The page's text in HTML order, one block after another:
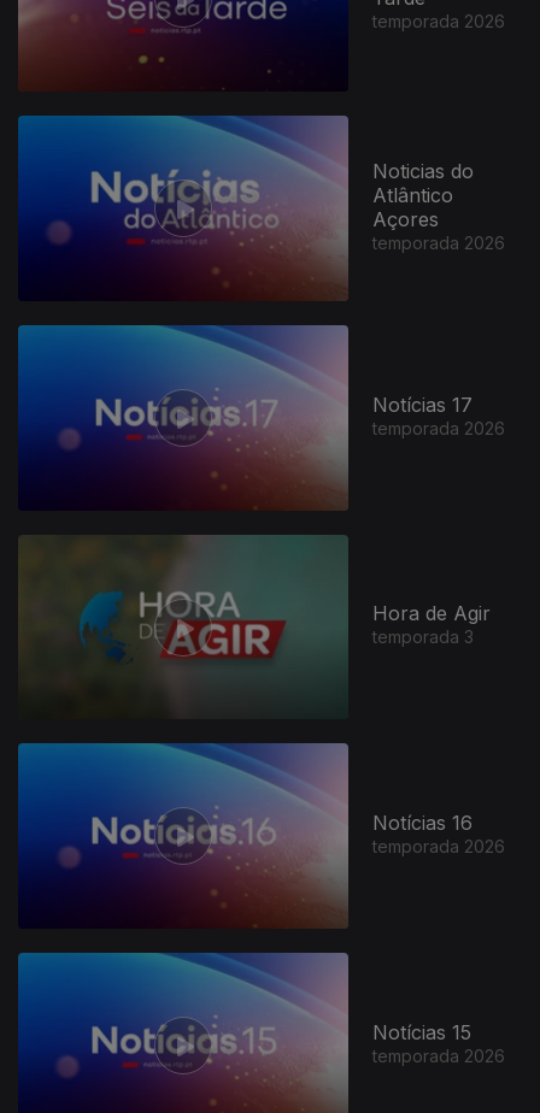
temporada 2026
Noticias do
Atlântico
Açores
temporada 2026
Notícias 17
temporada 2026
Hora de Agir
temporada 3
Notícias 16
temporada 2026
Notícias 15
temporada 2026